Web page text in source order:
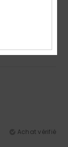
Achat vérifié